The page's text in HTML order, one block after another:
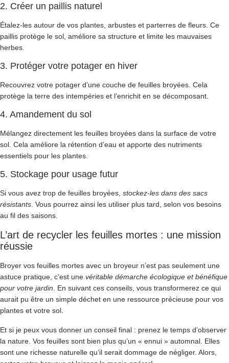
2. Créer un paillis naturel
Étalez-les autour de vos plantes, arbustes et parterres de fleurs. Ce
paillis protège le sol, améliore sa structure et limite les mauvaises
herbes.
3. Protéger votre potager en hiver
Recouvrez votre potager d’une couche de feuilles broyées. Cela
protège la terre des intempéries et l’enrichit en se décomposant.
4. Amandement du sol
Mélangez directement les feuilles broyées dans la surface de votre
sol. Cela améliore la rétention d’eau et apporte des nutriments
essentiels pour les plantes.
5. Stockage pour usage futur
Si vous avez trop de feuilles broyées, stockez-les dans des sacs
résistants . Vous pourrez ainsi les utiliser plus tard, selon vos besoins
au fil des saisons.
L’art de recycler les feuilles mortes : une mission
réussie
Broyer vos feuilles mortes avec un broyeur n’est pas seulement une
astuce pratique, c’est une véritable démarche écologique et bénéfique
pour votre jardin . En suivant ces conseils, vous transformerez ce qui
aurait pu être un simple déchet en une ressource précieuse pour vos
plantes et votre sol.
Et si je peux vous donner un conseil final : prenez le temps d’observer
la nature. Vos feuilles sont bien plus qu’un « ennui » automnal. Elles
sont une richesse naturelle qu’il serait dommage de négliger. Alors,